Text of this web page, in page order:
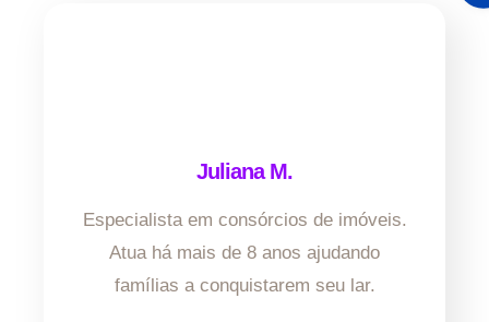
Juliana M.
Especialista em consórcios de imóveis.
Atua há mais de 8 anos ajudando
famílias a conquistarem seu lar.